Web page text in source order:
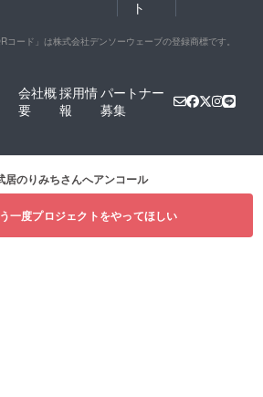
ト
コード」は株式会社デンソーウェーブの登録商標です。
会社概
要
採用情
報
パートナー
募集
居のりみちさんへアンコール
一度プロジェクトをやってほしい